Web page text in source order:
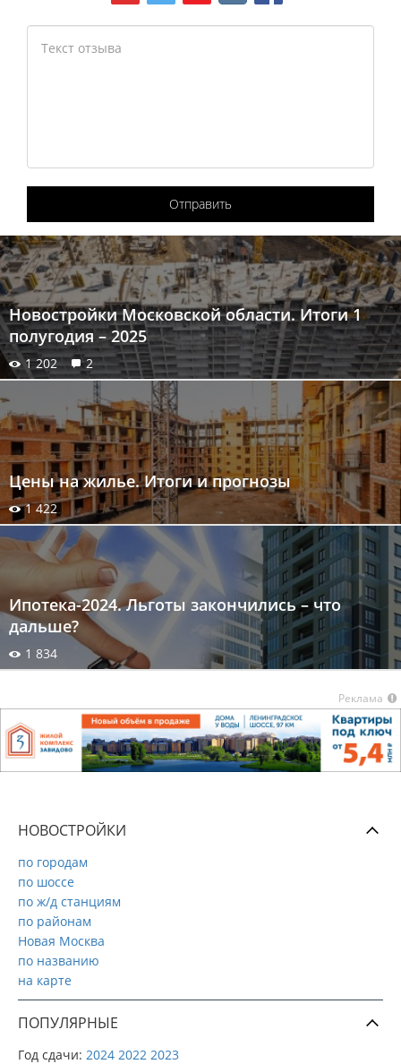
Отправить
Новостройки Московской области. Итоги 1
полугодия – 2025
1 202 2
Цены на жилье. Итоги и прогнозы
1 422
Ипотека-2024. Льготы закончились – что
дальше?
1 834
Реклама
НОВОСТРОЙКИ
по городам
по шоссе
по ж/д станциям
по районам
Новая Москва
по названию
на карте
ПОПУЛЯРНЫЕ
Год сдачи: 2024 2022 2023